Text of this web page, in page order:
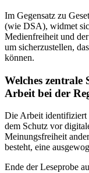
Im Gegensatz zu
(wie DSA), widmet
Medienfreiheit und
um sicherzustellen,
können.
Welches
Arbeit bei der
Die Arbeit identifiziert
dem Schutz vor
Meinungsfreiheit
besteht, eine
Ende der Leseprobe